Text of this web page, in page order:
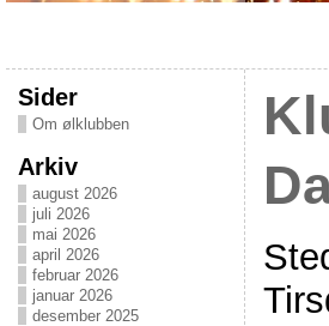
Sider
Om ølklubben
Arkiv
august 2026
juli 2026
mai 2026
april 2026
februar 2026
januar 2026
desember 2025